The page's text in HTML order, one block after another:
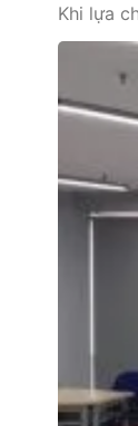
Khi lựa